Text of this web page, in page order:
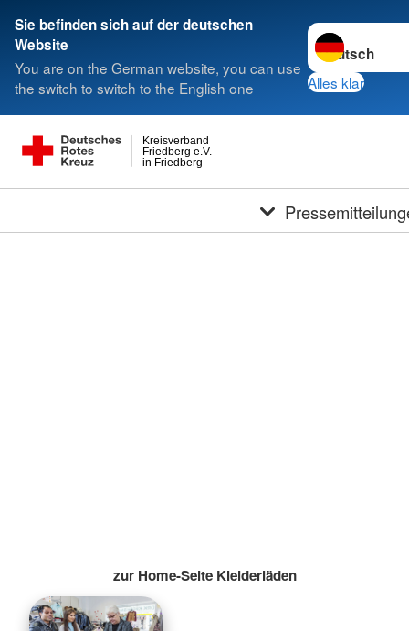
Sie befinden sich auf der deutschen
Website
You are on the German website, you can use
the switch to switch to the English one
Sprache
Alles klar
in Friedberg
Friedberg e.V.
Kreisverband
zur Home-Seite Kleiderläden